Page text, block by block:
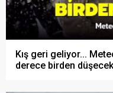
Kış geri geliyor...
derece birden